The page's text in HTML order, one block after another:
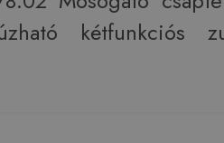
kétfunkciós